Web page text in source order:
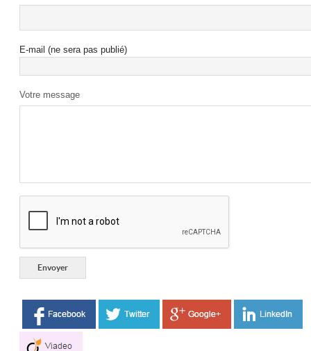
E-mail (ne sera pas publié)
Votre message